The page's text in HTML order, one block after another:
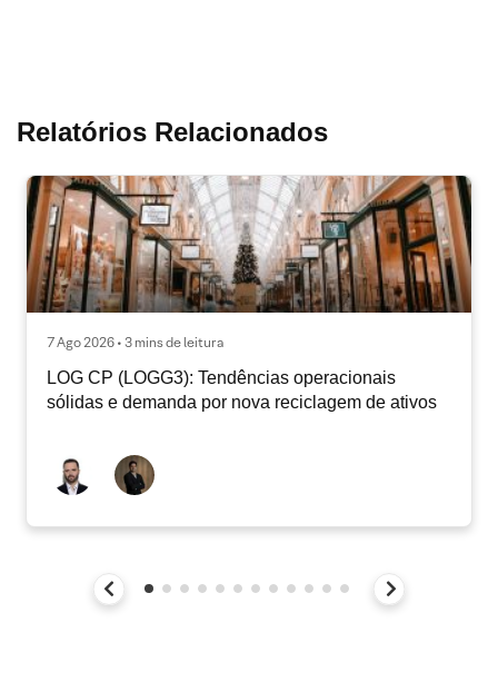
Relatórios Relacionados
7 Ago 2026 • 3 mins de leitura
LOG CP (LOGG3): Tendências operacionais
sólidas e demanda por nova reciclagem de ativos